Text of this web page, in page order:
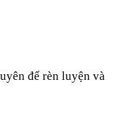
để rèn luyện và